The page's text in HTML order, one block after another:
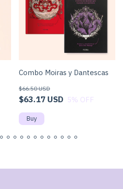
Combo Moiras y Dantescas
$63.17 USD
$66.50 USD
5% OFF